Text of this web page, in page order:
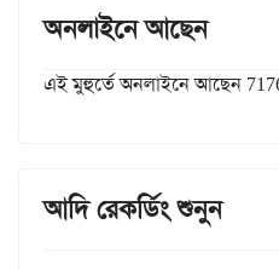
অনলাইনে আছেন
এই মুহুর্তে অনলাইনে আছেন
আদি রেকর্ডিং শুনুন